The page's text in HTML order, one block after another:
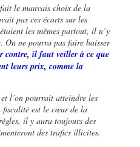
le mauvais choix de la
pas ces écarts sur les
les mêmes partout, il n’y
On ne pourra pas faire baisser
contre, il faut veiller à ce que
leurs prix, comme la
l’on pourrait atteindre les
fiscalité est le cœur de la
il y aura toujours des
des trafics illicites.